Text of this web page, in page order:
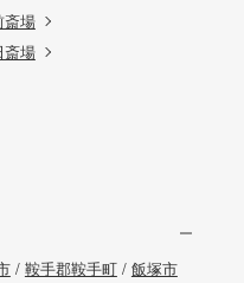
場
場
/ 鞍手郡鞍手町/ 飯塚市